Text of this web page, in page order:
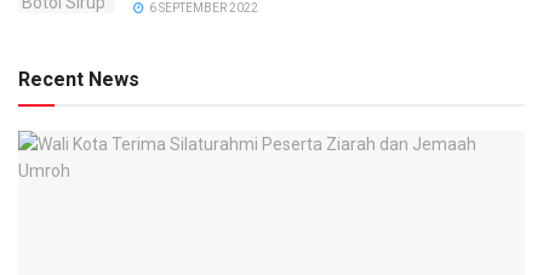
6 SEPTEMBER 2022
Recent News